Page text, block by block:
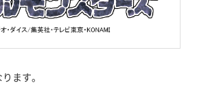
ます。